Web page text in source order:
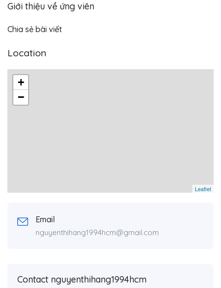
Giới thiệu về ứng viên
Chia sẻ bài viết
Location
+
−
Leaflet
Email
nguyenthihang1994hcm@gmail.com
Contact nguyenthihang1994hcm